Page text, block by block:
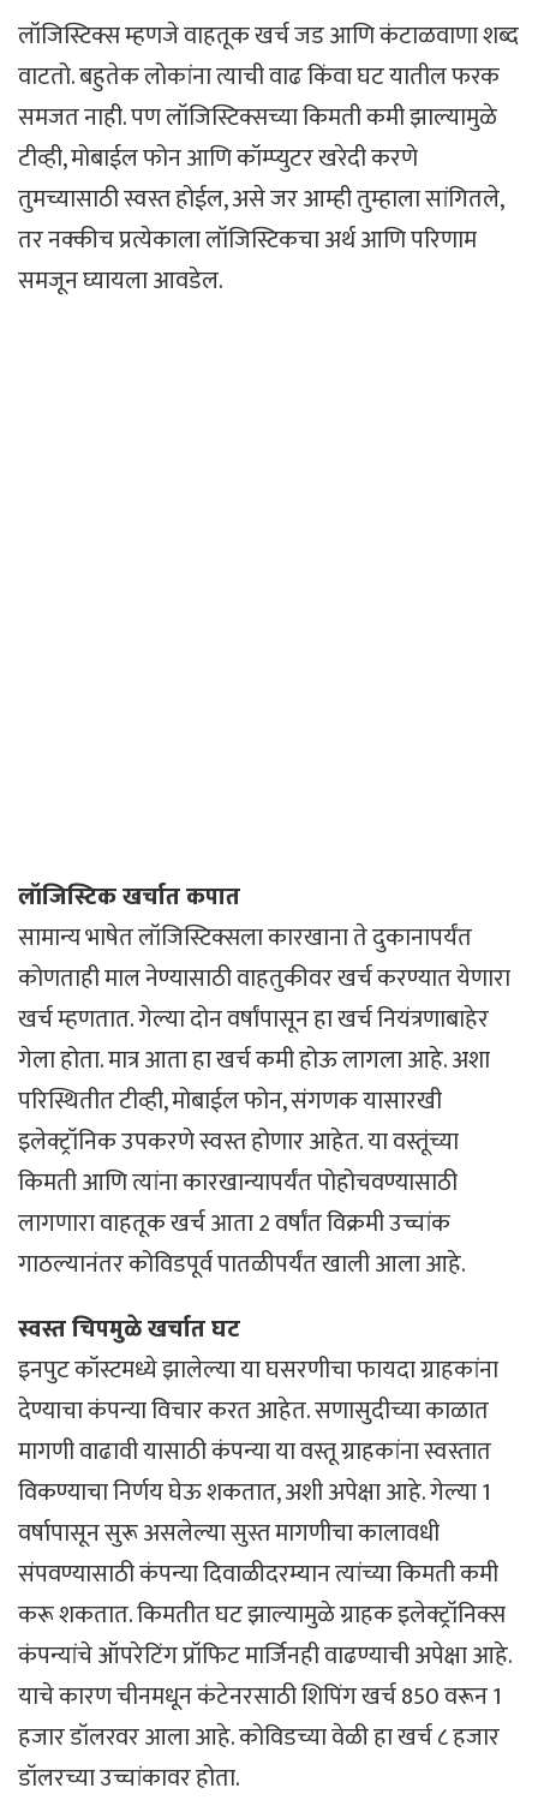
लॉजिस्टिक्स म्हणजे वाहतूक खर्च जड आणि कंटाळवाणा शब्द
वाटतो. बहुतेक लोकांना त्याची वाढ किंवा घट यातील फरक
समजत नाही. पण लॉजिस्टिक्सच्या किमती कमी झाल्यामुळे
टीव्ही, मोबाईल फोन आणि कॉम्प्युटर खरेदी करणे
तुमच्यासाठी स्वस्त होईल, असे जर आम्ही तुम्हाला सांगितले,
तर नक्कीच प्रत्येकाला लॉजिस्टिकचा अर्थ आणि परिणाम
समजून घ्यायला आवडेल.
लॉजिस्टिक खर्चात कपात
सामान्य भाषेत लॉजिस्टिक्सला कारखाना ते दुकानापर्यंत
कोणताही माल नेण्यासाठी वाहतुकीवर खर्च करण्यात येणारा
खर्च म्हणतात. गेल्या दोन वर्षांपासून हा खर्च नियंत्रणाबाहेर
गेला होता. मात्र आता हा खर्च कमी होऊ लागला आहे. अशा
परिस्थितीत टीव्ही, मोबाईल फोन, संगणक यासारखी
इलेक्ट्रॉनिक उपकरणे स्वस्त होणार आहेत. या वस्तूंच्या
किमती आणि त्यांना कारखान्यापर्यंत पोहोचवण्यासाठी
लागणारा वाहतूक खर्च आता 2 वर्षांत विक्रमी उच्चांक
गाठल्यानंतर कोविडपूर्व पातळीपर्यंत खाली आला आहे.
स्वस्त चिपमुळे खर्चात घट
इनपुट कॉस्टमध्ये झालेल्या या घसरणीचा फायदा ग्राहकांना
देण्याचा कंपन्या विचार करत आहेत. सणासुदीच्या काळात
मागणी वाढावी यासाठी कंपन्या या वस्तू ग्राहकांना स्वस्तात
विकण्याचा निर्णय घेऊ शकतात, अशी अपेक्षा आहे. गेल्या 1
वर्षापासून सुरू असलेल्या सुस्त मागणीचा कालावधी
संपवण्यासाठी कंपन्या दिवाळीदरम्यान त्यांच्या किमती कमी
करू शकतात. किमतीत घट झाल्यामुळे ग्राहक इलेक्ट्रॉनिक्स
कंपन्यांचे ऑपरेटिंग प्रॉफिट मार्जिनही वाढण्याची अपेक्षा आहे.
याचे कारण चीनमधून कंटेनरसाठी शिपिंग खर्च 850 वरून 1
हजार डॉलरवर आला आहे. कोविडच्या वेळी हा खर्च ८ हजार
डॉलरच्या उच्चांकावर होता.